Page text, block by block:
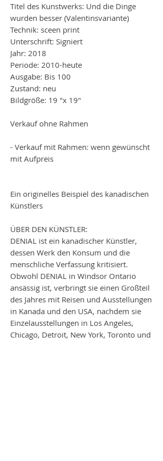
Titel des Kunstwerks: Und die Dinge
wurden besser (Valentinsvariante)
Technik: sceen print
Unterschrift: Signiert
Jahr: 2018
Periode: 2010-heute
Ausgabe: Bis 100
Zustand: neu
Bildgröße: 19 "x 19"
Verkauf ohne Rahmen
- Verkauf mit Rahmen: wenn gewünscht
mit Aufpreis
Ein originelles Beispiel des kanadischen
Künstlers
ÜBER DEN KÜNSTLER:
DENIAL ist ein kanadischer Künstler,
dessen Werk den Konsum und die
menschliche Verfassung kritisiert.
Obwohl DENIAL in Windsor Ontario
ansässig ist, verbringt sie einen Großteil
des Jahres mit Reisen und Ausstellungen
in Kanada und den USA, nachdem sie
Einzelausstellungen in Los Angeles,
Chicago, Detroit, New York, Toronto und